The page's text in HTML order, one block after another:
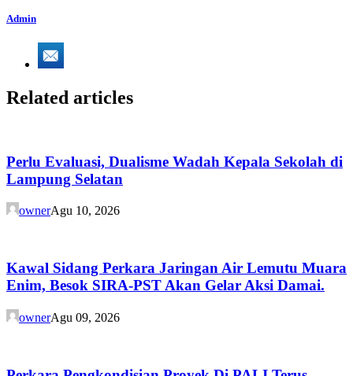
Admin
Related articles
Perlu Evaluasi, Dualisme Wadah Kepala Sekolah di
Lampung Selatan
ownerAgu 10, 2026
Kawal Sidang Perkara Jaringan Air Lemutu Muara
Enim, Besok SIRA-PST Akan Gelar Aksi Damai.
ownerAgu 09, 2026